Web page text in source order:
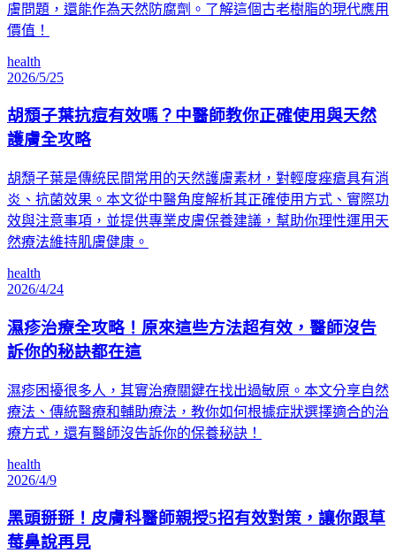
膚問題，還能作為天然防腐劑。了解這個古老樹脂的現代應用
價值！
health
2026/5/25
胡頹子葉抗痘有效嗎？中醫師教你正確使用與天然
護膚全攻略
胡頹子葉是傳統民間常用的天然護膚素材，對輕度痤瘡具有消
炎、抗菌效果。本文從中醫角度解析其正確使用方式、實際功
效與注意事項，並提供專業皮膚保養建議，幫助你理性運用天
然療法維持肌膚健康。
health
2026/4/24
濕疹治療全攻略！原來這些方法超有效，醫師沒告
訴你的秘訣都在這
濕疹困擾很多人，其實治療關鍵在找出過敏原。本文分享自然
療法、傳統醫療和輔助療法，教你如何根據症狀選擇適合的治
療方式，還有醫師沒告訴你的保養秘訣！
health
2026/4/9
黑頭掰掰！皮膚科醫師親授5招有效對策，讓你跟草
莓鼻說再見